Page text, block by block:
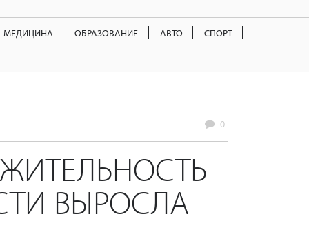
МЕДИЦИНА ОБРАЗОВАНИЕ АВТО СПОРТ
0
ВЫРОСЛА